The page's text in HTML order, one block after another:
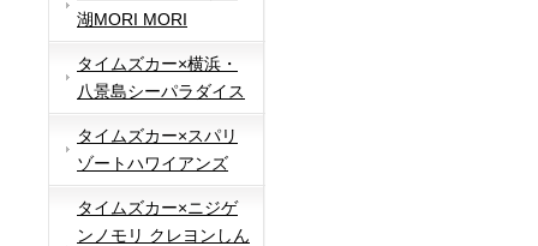
湖MORI MORI
タイムズカー×横浜・
八景島シーパラダイス
タイムズカー×スパリ
ゾートハワイアンズ
タイムズカー×ニジゲ
ンノモリ クレヨンしん